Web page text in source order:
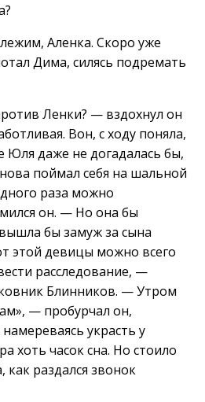
Аленка. Скоро уже
Дима, силясь подремать
Ленки? — вздохнул он
Вон, с ходу поняла,
Юля даже не догадалась бы,
поймал себя на шальной
раза можно
он. — Но она бы
бы замуж за сына
этой девицы можно всего
расследование, —
Блинников. — Утром
— пробурчал он,
украсть у
хоть часок сна. Но стоило
как раздался звонок